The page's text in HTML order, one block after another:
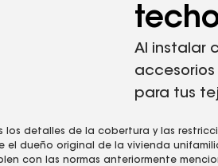
el sistema de techo , consulta la
que se realiza para
sintético FeltBuster® resiste el
Al instalar
para tus
detalles de la cobertura y las
dueño original de la vivienda
con las normas anteriormente